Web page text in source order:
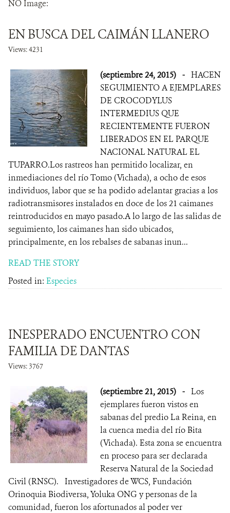
ALIADOS Y ALIANZAS
COBERTURA EN MEDIOS DE COMUNICACIÓN
INFORME ANUAL WCS
MECANISMO DE ATENCIÓN DE QUEJAS Y RECLAMOS
DONA
NO Image:
EN BUSCA DEL CAIMÁN LLANERO
Views: 4231
(septiembre 24, 2015) - HACEN
SEGUIMIENTO A EJEMPLARES
DE CROCODYLUS
INTERMEDIUS QUE
RECIENTEMENTE FUERON
LIBERADOS EN EL PARQUE
NACIONAL NATURAL EL
TUPARRO.Los rastreos han permitido localizar, en
inmediaciones del río Tomo (Vichada), a ocho de esos
individuos, labor que se ha podido adelantar gracias a los
radiotransmisores instalados en doce de los 21 caimanes
reintroducidos en mayo pasado.A lo largo de las salidas de
seguimiento, los caimanes han sido ubicados,
principalmente, en los rebalses de sabanas inun...
READ THE STORY
Posted in: Especies
INESPERADO ENCUENTRO CON
FAMILIA DE DANTAS
Views: 3767
(septiembre 21, 2015) - Los
ejemplares fueron vistos en
sabanas del predio La Reina, en
la cuenca media del río Bita
(Vichada). Esta zona se encuentra
en proceso para ser declarada
Reserva Natural de la Sociedad
Civil (RNSC). Investigadores de WCS, Fundación
Orinoquia Biodiversa, Yoluka ONG y personas de la
comunidad, fueron los afortunados al poder ver